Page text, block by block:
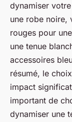
dynamiser
une robe noire,
rouges pour une
une tenue
accessoires
résumé, le
impact
important de
dynamiser une